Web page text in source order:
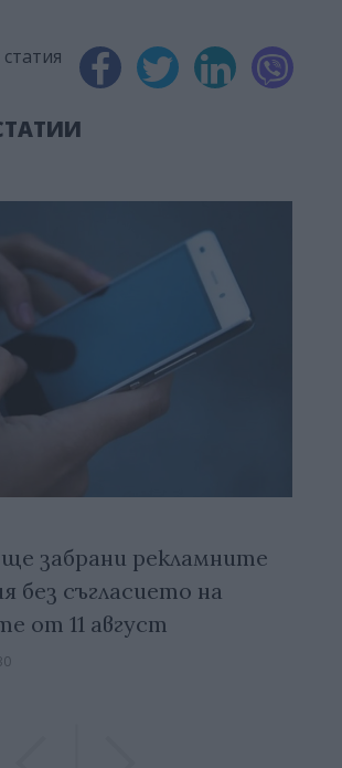
забрани рекламните
без съгласието на
от 11 август